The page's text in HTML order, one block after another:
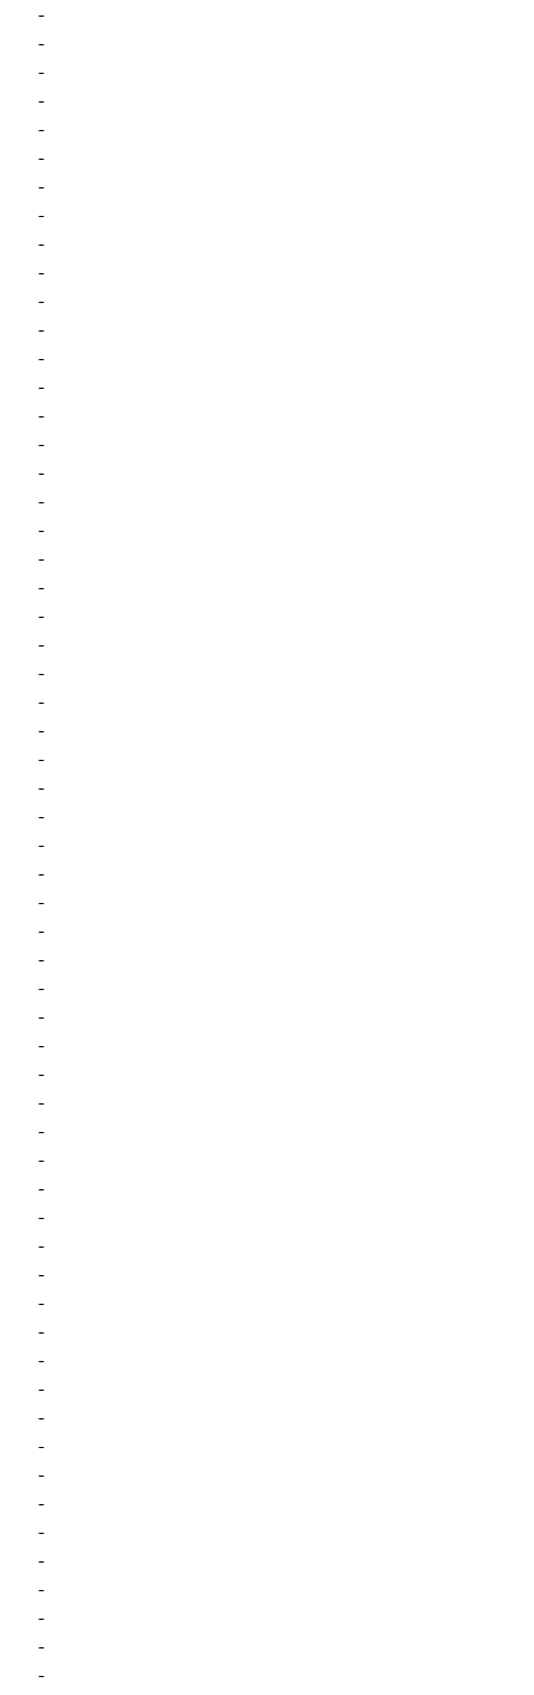
-
-
-
-
-
-
-
-
-
-
-
-
-
-
-
-
-
-
-
-
-
-
-
-
-
-
-
-
-
-
-
-
-
-
-
-
-
-
-
-
-
-
-
-
-
-
-
-
-
-
-
-
-
-
-
-
-
-
-